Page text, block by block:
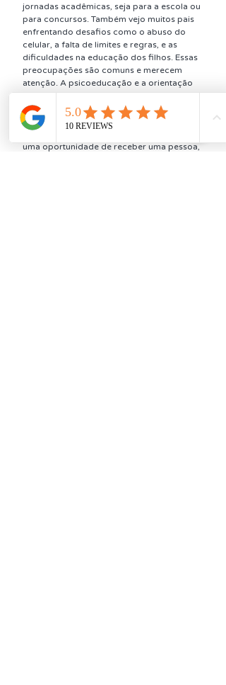
jornadas acadêmicas, seja para a escola ou
para concursos. Também vejo muitos pais
enfrentando desafios como o abuso do
celular, a falta de limites e regras, e as
dificuldades na educação dos filhos. Essas
preocupações são comuns e merecem
atenção. A psicoeducação e a orientação
podem ser grandes aliadas para esses pais.
Para mim, ser psicóloga é uma experiência
extremamente gratificante. Cada sessão é
uma oportunidade de receber uma pessoa,